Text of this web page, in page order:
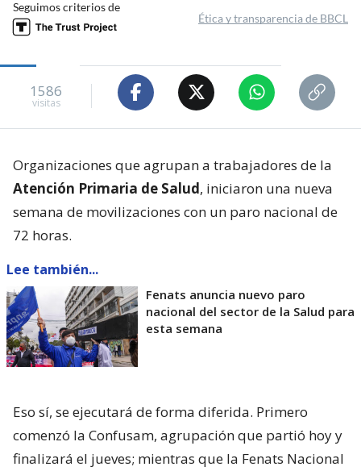
Seguimos criterios de
Ética y transparencia de BBCL
1586
visitas
Organizaciones que agrupan a trabajadores de la
Atención Primaria de Salud, iniciaron una nueva
semana de movilizaciones con un paro nacional de
72 horas.
Lee también...
Fenats anuncia nuevo paro
nacional del sector de la Salud para
esta semana
Eso sí, se ejecutará de forma diferida. Primero
comenzó la Confusam, agrupación que partió hoy y
finalizará el jueves; mientras que la Fenats Nacional